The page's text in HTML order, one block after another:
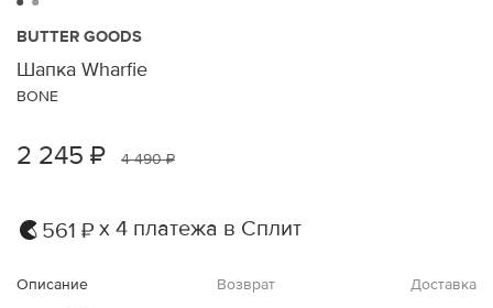
BUTTER GOODS
Шапка Wharfie
BONE
2 245 ₽ 4 490 ₽
561 ₽ х 4 платежа в Сплит
Описание Возврат Доставка